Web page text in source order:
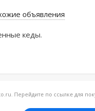
объявления
кеды.
Перейдите по ссылке для